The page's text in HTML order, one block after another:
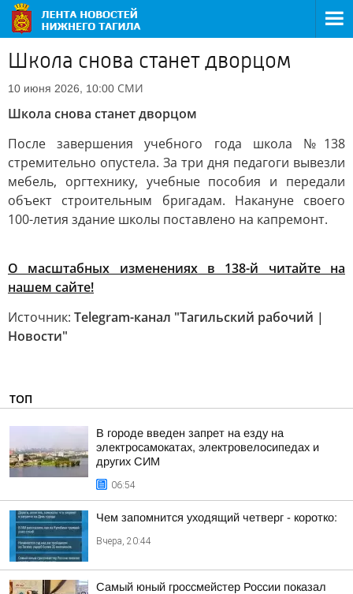
Школа снова станет дворцом
10 июня 2026, 10:00 СМИ
Школа снова станет дворцом
После завершения учебного года школа №138
стремительно опустела. За три дня педагоги вывезли
мебель, оргтехнику, учебные пособия и передали
объект строительным бригадам. Накануне своего
100-летия здание школы поставлено на капремонт.
О масштабных изменениях в 138-й читайте на
нашем сайте!
Источник: Telegram-канал "Тагильский рабочий |
Новости"
ТОП
В городе введен запрет на езду на
электросамокатах, электровелосипедах и
других СИМ
06:54
Чем запомнится уходящий четверг - коротко:
Вчера, 20:44
Самый юный гроссмейстер России показал